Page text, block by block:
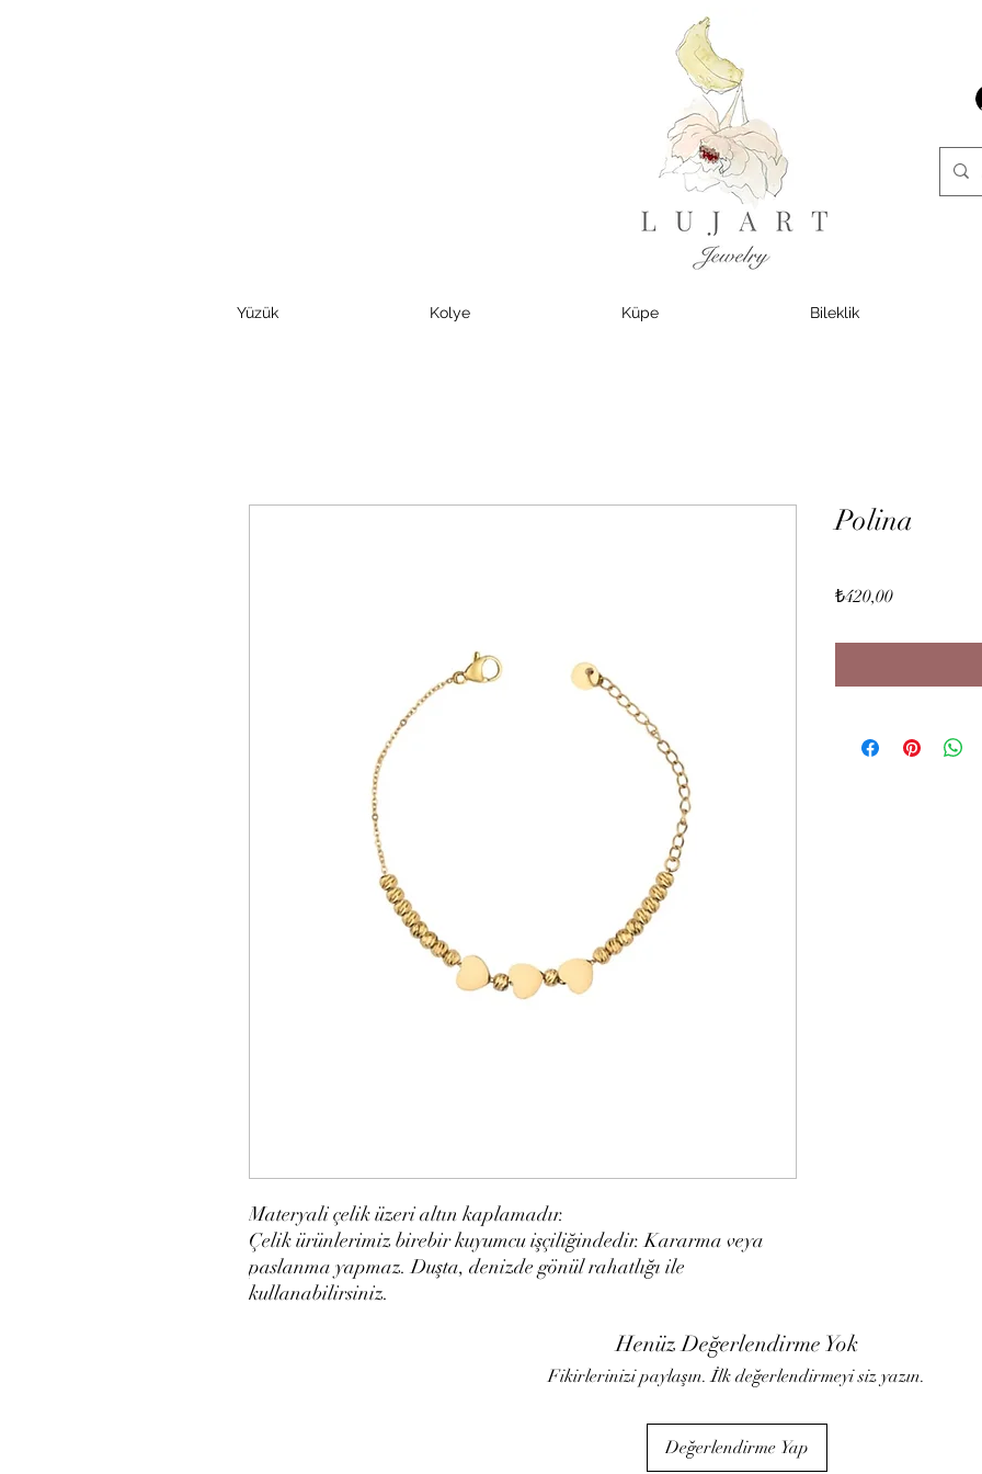
Yüzük Kolye Küpe Bileklik
Materyali çelik üzeri altın kaplamadır.
Çelik ürünlerimiz birebir kuyumcu işçiliğindedir. Kararma veya
paslanma yapmaz. Duşta, denizde gönül rahatlığı ile
kullanabilirsiniz.
Polina
₺420,00Fiyat
Henüz Değerlendirme Yok
Fikirlerinizi paylaşın. İlk değerlendirmeyi siz yazın.
Değerlendirme Yap